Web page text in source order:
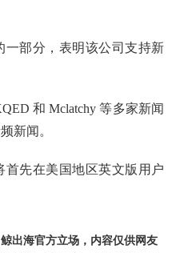
一部分，表明该公司支持新
和 Mclatchy 等多家新闻
新闻。
先在美国地区英文版用户
出海官方立场，内容仅供网友